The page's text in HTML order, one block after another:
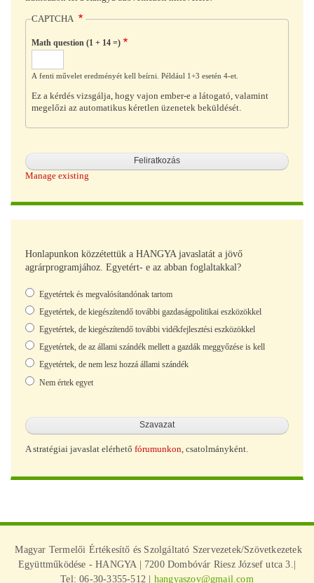
CAPTCHA
Math question (1 + 14 =)
A fenti művelet eredményét kell beírni. Például 1+3 esetén 4-et.
Ez a kérdés vizsgálja, hogy vajon ember-e a látogató, valamint
megelőzi az automatikus kéretlen üzenetek beküldését.
Manage existing
Honlapunkon közzétettük a HANGYA javaslatát a jövő
agrárprogramjához. Egyetért- e az abban foglaltakkal?
Választások
Egyetértek és megvalósítandónak tartom
Egyetértek, de kiegészítendő további gazdaságpolitikai eszközökkel
Egyetértek, de kiegészítendő további vidékfejlesztési eszközökkel
Egyetértek, de az állami szándék mellett a gazdák meggyőzése is kell
Egyetértek, de nem lesz hozzá állami szándék
Nem értek egyet
A stratégiai javaslat elérhető fórumunkon, csatolmányként.
Magyar Termelői Értékesítő és Szolgáltató Szervezetek/Szövetkezetek
Együttműködése - HANGYA | 7200 Dombóvár Riesz József utca 3.|
Tel: 06-30-3355-512 | hangyaszov@gmail.com